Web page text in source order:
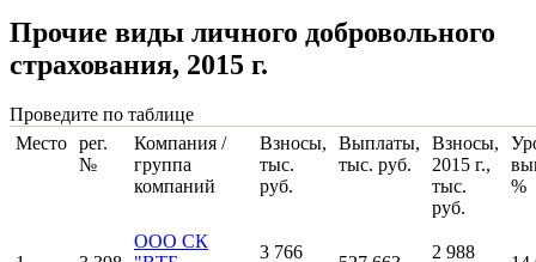
Прочие виды личного добровольного
страхования, 2015 г.
Проведите по таблице
Место рег.
№
Компания /
группа
компаний
Взносы,
тыс.
руб.
Выплаты,
тыс. руб.
Взносы,
2015 г.,
тыс.
руб.
%
ООО СК
3 766
2 988